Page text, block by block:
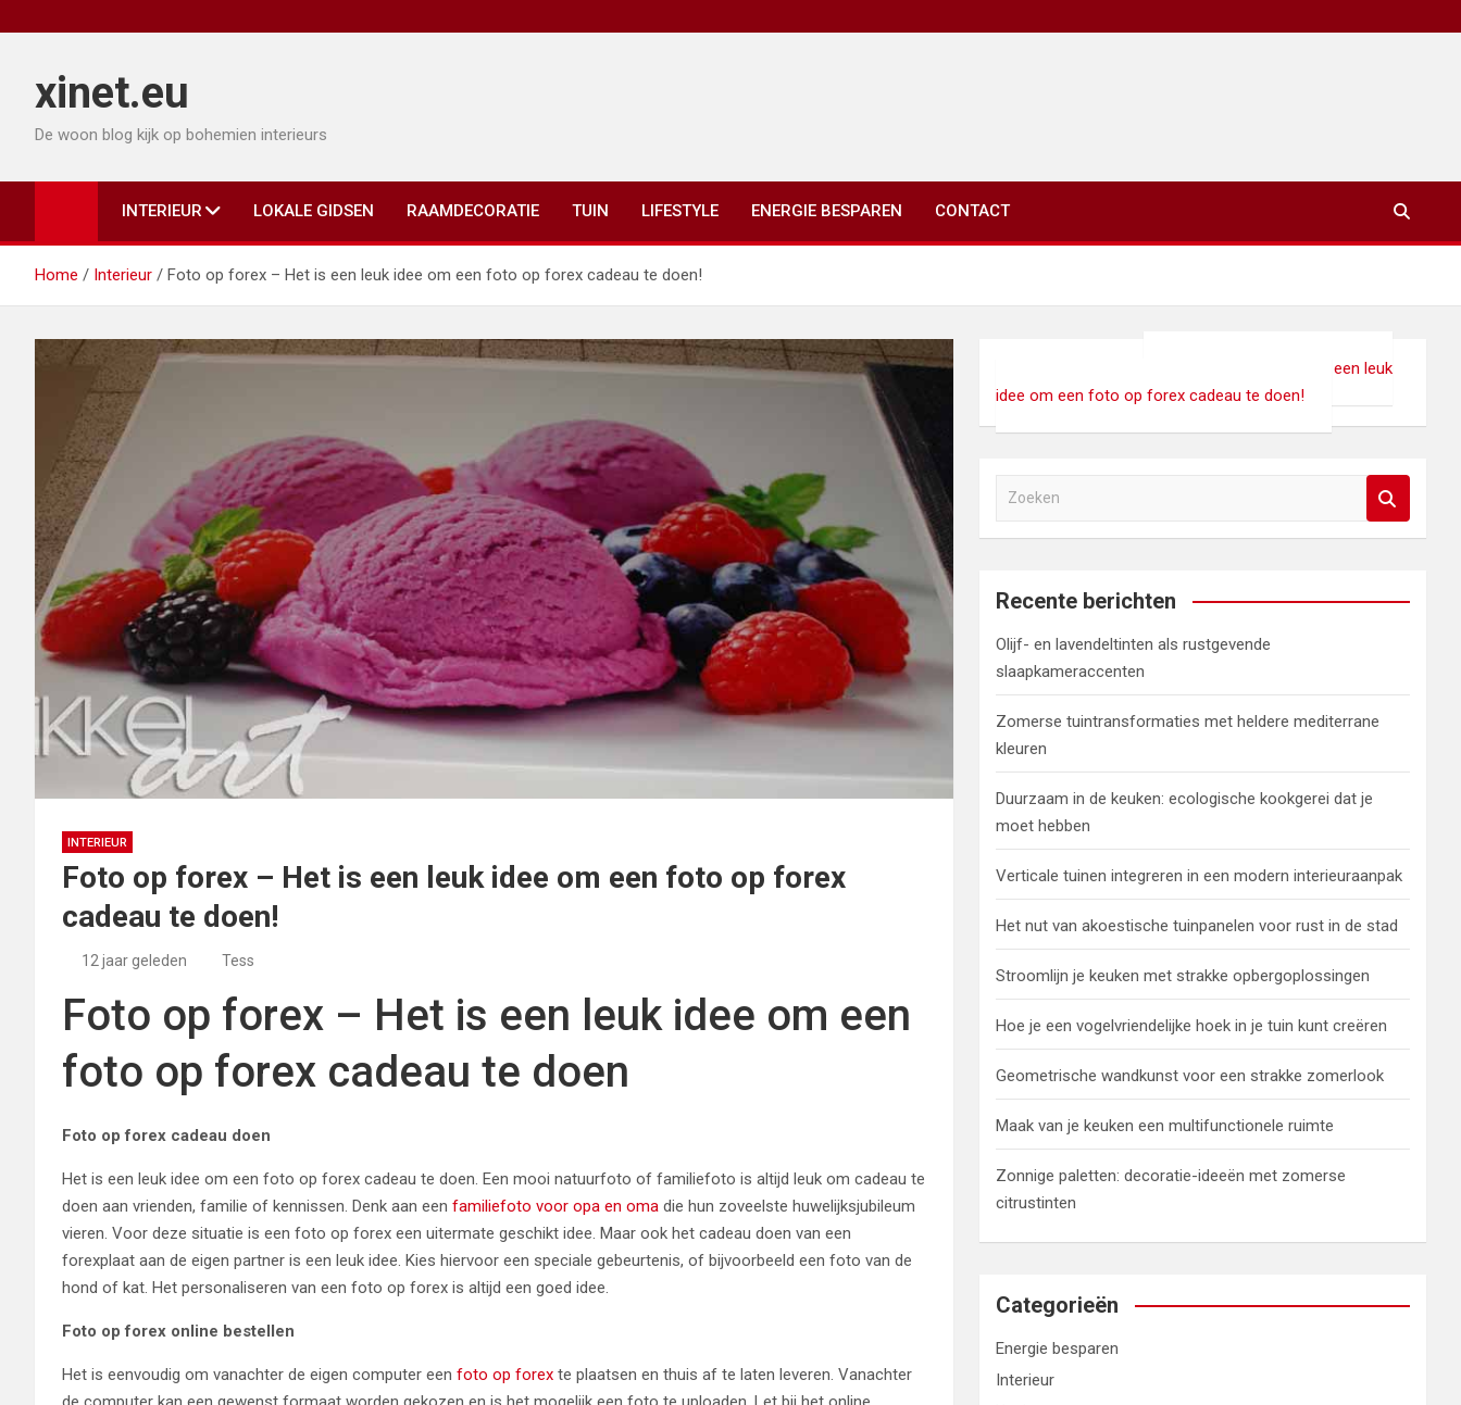
naar
inhoudxinet.eu
De woon blog kijk op bohemien interieurs
INTERIEUR LOKALE GIDSEN RAAMDECORATIE TUIN LIFESTYLE ENERGIE BESPAREN CONTACT
Home Interieur Foto op forex – Het is een leuk idee om een foto op forex cadeau te doen!
INTERIEUR
Foto op forex – Het is een leuk idee om een foto op forex
cadeau te doen!
12 jaar geleden Tess
Foto op forex – Het is een leuk idee om een
foto op forex cadeau te doen
Foto op forex cadeau doen
Het is een leuk idee om een foto op forex cadeau te doen. Een mooi natuurfoto of familiefoto is altijd leuk om cadeau te
doen aan vrienden, familie of kennissen. Denk aan een familiefoto voor opa en oma die hun zoveelste huwelijksjubileum
vieren. Voor deze situatie is een foto op forex een uitermate geschikt idee. Maar ook het cadeau doen van een
forexplaat aan de eigen partner is een leuk idee. Kies hiervoor een speciale gebeurtenis, of bijvoorbeeld een foto van de
hond of kat. Het personaliseren van een foto op forex is altijd een goed idee.
Foto op forex online bestellen
Het is eenvoudig om vanachter de eigen computer een foto op forex te plaatsen en thuis af te laten leveren. Vanachter
Foto op forex – Het is een leuk
idee om een foto op forex cadeau te doen!
e
e
Recente berichten
Olijf- en lavendeltinten als rustgevende
slaapkameraccenten
Zomerse tuintransformaties met heldere mediterrane
kleuren
Duurzaam in de keuken: ecologische kookgerei dat je
moet hebben
Verticale tuinen integreren in een modern interieuraanpak
Het nut van akoestische tuinpanelen voor rust in de stad
Stroomlijn je keuken met strakke opbergoplossingen
Hoe je een vogelvriendelijke hoek in je tuin kunt creëren
Geometrische wandkunst voor een strakke zomerlook
Maak van je keuken een multifunctionele ruimte
Zonnige paletten: decoratie-ideeën met zomerse
citrustinten
Categorieën
Energie besparen
Interieur